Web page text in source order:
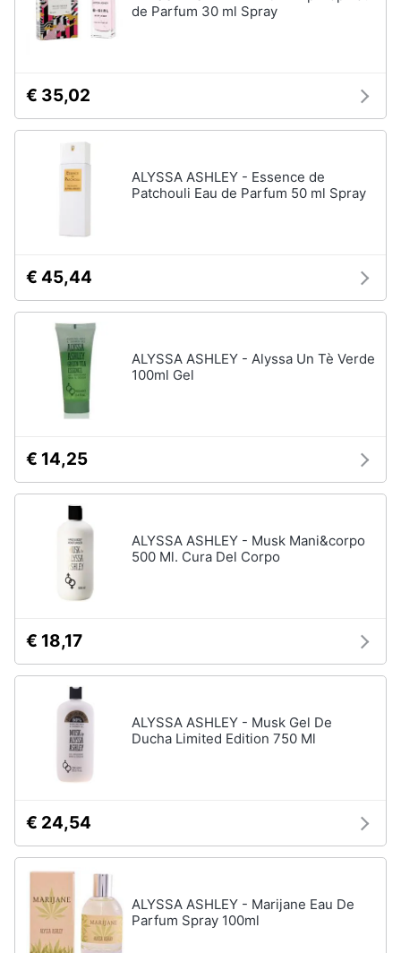
de Parfum 30 ml Spray
€ 35,02
ALYSSA ASHLEY - Essence de
Patchouli Eau de Parfum 50 ml Spray
€ 45,44
ALYSSA ASHLEY - Alyssa Un Tè Verde
100ml Gel
€ 14,25
ALYSSA ASHLEY - Musk Mani&corpo
500 Ml. Cura Del Corpo
€ 18,17
ALYSSA ASHLEY - Musk Gel De
Ducha Limited Edition 750 Ml
€ 24,54
ALYSSA ASHLEY - Marijane Eau De
Parfum Spray 100ml